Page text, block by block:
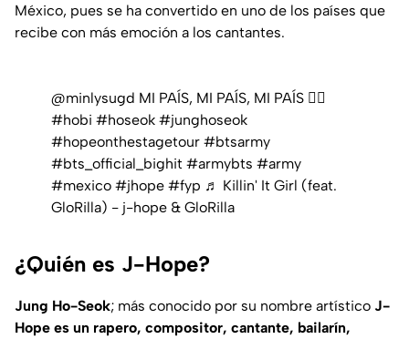
México, pues se ha convertido en uno de los países que
recibe con más emoción a los cantantes.
@minlysugd MI PAÍS, MI PAÍS, MI PAÍS 😮‍💨
#hobi #hoseok #junghoseok
#hopeonthestagetour #btsarmy
#bts_official_bighit #armybts #army
#mexico #jhope #fyp ♬ Killin' It Girl (feat.
GloRilla) - j-hope & GloRilla
¿Quién es J-Hope?
Jung Ho-Seok; más conocido por su nombre artístico J-
Hope es un rapero, compositor, cantante, bailarín,